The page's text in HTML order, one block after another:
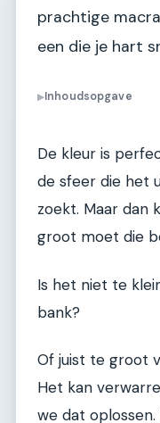
prachtige
een die je hart
▶Inhoudsopgave
De kleur is
de sfeer die het
zoekt. Maar dan
groot moet die
Is het niet te
bank?
Of juist te groot
Het kan
we dat